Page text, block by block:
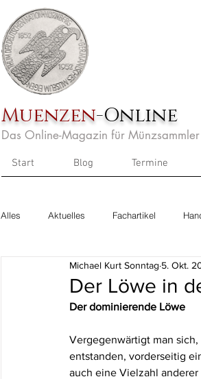
Muenzen-Online
Das Online-Magazin für Münzsammler
Start Blog Termine
Alles Aktuelles Fachartikel
Der Löwe in
Michael Kurt Sonntag 5. Okt.
Der dominierende Löwe
Vergegenwärtigt man
entstanden, vorderseitig
auch eine Vielzahl